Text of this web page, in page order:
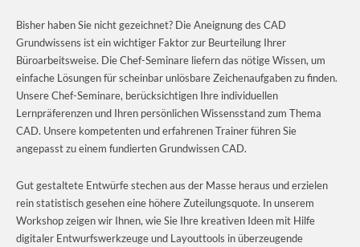
Bisher haben Sie nicht gezeichnet? Die Aneignung des CAD
Grundwissens ist ein wichtiger Faktor zur Beurteilung Ihrer
Büroarbeitsweise. Die Chef-Seminare liefern das nötige Wissen, um
einfache Lösungen für scheinbar unlösbare Zeichenaufgaben zu finden.
Unsere Chef-Seminare, berücksichtigen Ihre individuellen
Lernpräferenzen und Ihren persönlichen Wissensstand zum Thema
CAD. Unsere kompetenten und erfahrenen Trainer führen Sie
angepasst zu einem fundierten Grundwissen CAD.
Gut gestaltete Entwürfe stechen aus der Masse heraus und erzielen
rein statistisch gesehen eine höhere Zuteilungsquote. In unserem
Workshop zeigen wir Ihnen, wie Sie Ihre kreativen Ideen mit Hilfe
digitaler Entwurfswerkzeuge und Layouttools in überzeugende